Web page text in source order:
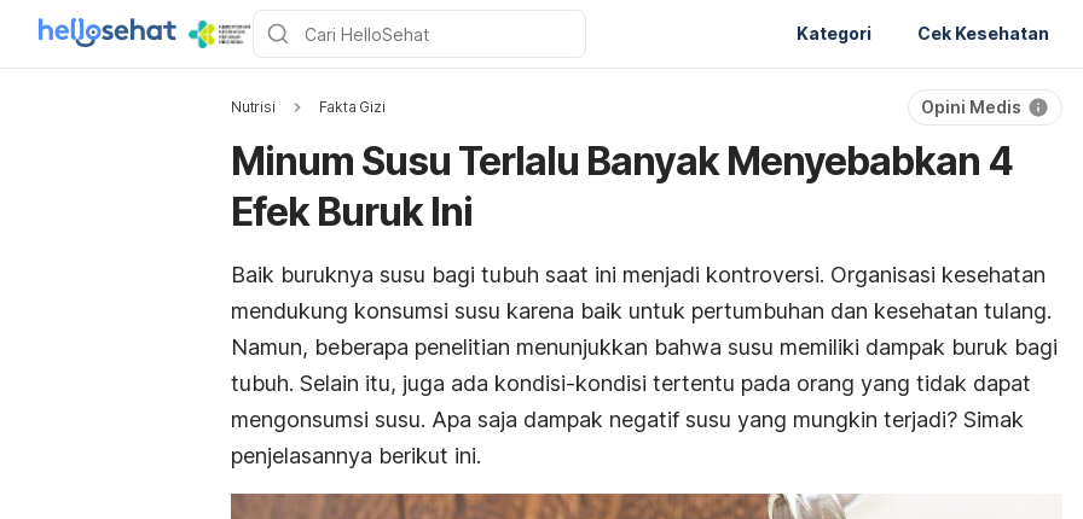
Kategori Cek Kesehatan
Nutrisi Fakta Gizi Opini Medis
Minum Susu Terlalu Banyak Menyebabkan 4
Efek Buruk Ini
Baik buruknya susu bagi tubuh saat ini menjadi kontroversi. Organisasi kesehatan
mendukung konsumsi susu karena baik untuk pertumbuhan dan kesehatan tulang.
Namun, beberapa penelitian menunjukkan bahwa susu memiliki dampak buruk bagi
tubuh. Selain itu, juga ada kondisi-kondisi tertentu pada orang yang tidak dapat
mengonsumsi susu. Apa saja dampak negatif susu yang mungkin terjadi? Simak
penjelasannya berikut ini.